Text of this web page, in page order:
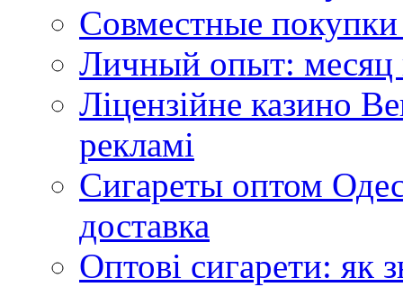
Совместные покупки
Личный опыт: месяц
Ліцензійне казино
рекламі
Сигареты оптом
доставка
Оптові сигарети: як